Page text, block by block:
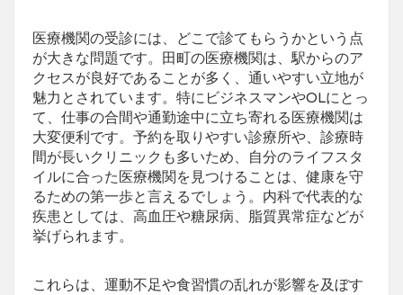
医療機関の受診には、どこで診てもらうかという点
が大きな問題です。田町の医療機関は、駅からのア
クセスが良好であることが多く、通いやすい立地が
魅力とされています。特にビジネスマンやOLにとっ
て、仕事の合間や通勤途中に立ち寄れる医療機関は
大変便利です。予約を取りやすい診療所や、診療時
間が長いクリニックも多いため、自分のライフスタ
イルに合った医療機関を見つけることは、健康を守
るための第一歩と言えるでしょう。内科で代表的な
疾患としては、高血圧や糖尿病、脂質異常症などが
挙げられます。
これらは、運動不足や食習慣の乱れが影響を及ぼす